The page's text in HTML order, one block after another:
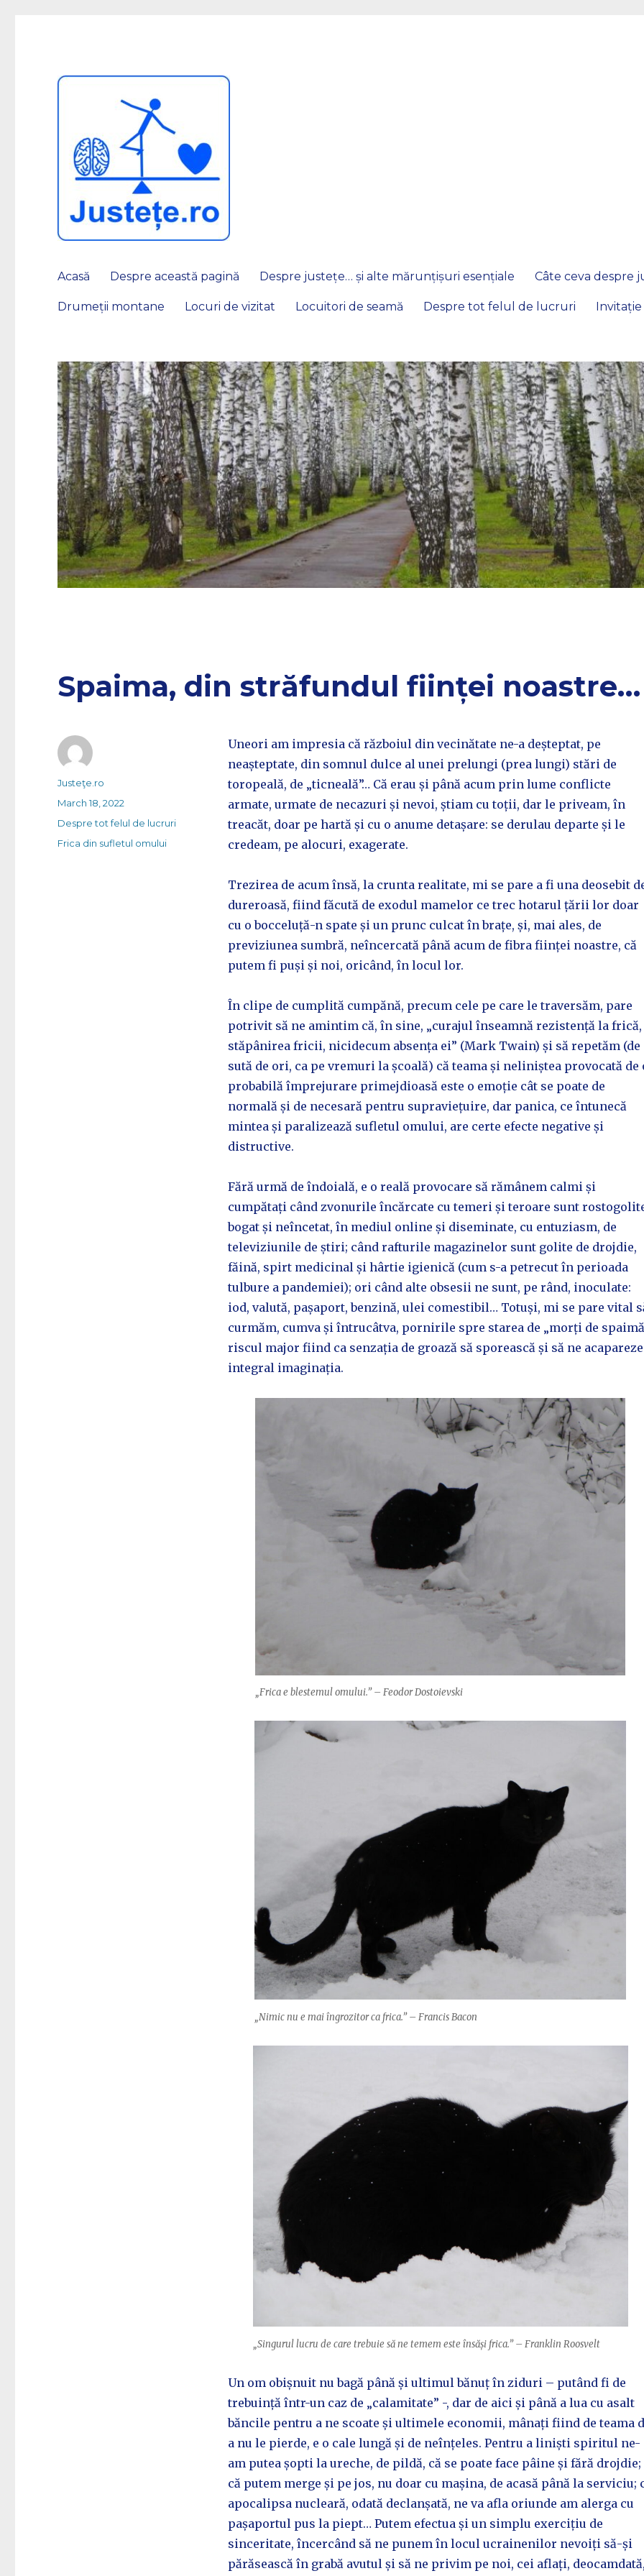
Acasă Despre această pagină Despre justețe… și alte mărunțișuri esențiale Câte ceva despre
Drumeții montane Locuri de vizitat Locuitori de seamă Despre tot felul de lucruri
Spaima, din străfundul ființei noastre…
Uneori am impresia că războiul din vecinătate ne-a deșteptat, pe
neașteptate, din somnul dulce al unei prelungi (prea lungi) stări de
toropeală, de „ticneală”… Că erau și până acum prin lume conflicte
armate, urmate de necazuri și nevoi, știam cu toții, dar le priveam, în
treacăt, doar pe hartă și cu o anume detașare: se derulau departe și le
credeam, pe alocuri, exagerate.
Trezirea de acum însă, la crunta realitate, mi se pare a fi una deosebit
dureroasă, fiind făcută de exodul mamelor ce trec hotarul țării lor doar
cu o bocceluță-n spate și un prunc culcat în brațe, și, mai ales, de
previziunea sumbră, neîncercată până acum de fibra ființei noastre, că
putem fi puși și noi, oricând, în locul lor.
În clipe de cumplită cumpănă, precum cele pe care le traversăm, pare
potrivit să ne amintim că, în sine, „curajul înseamnă rezistență la frică,
stăpânirea fricii, nicidecum absența ei” (Mark Twain) și să repetăm (de
sută de ori, ca pe vremuri la școală) că teama și neliniștea provocată de
probabilă împrejurare primejdioasă este o emoție cât se poate de
normală și de necesară pentru supraviețuire, dar panica, ce întunecă
mintea și paralizează sufletul omului, are certe efecte negative și
distructive.
Fără urmă de îndoială, e o reală provocare să rămânem calmi și
cumpătați când zvonurile încărcate cu temeri și teroare sunt
bogat și neîncetat, în mediul online și diseminate, cu entuziasm, de
televiziunile de știri; când rafturile magazinelor sunt golite de drojdie,
făină, spirt medicinal și hârtie igienică (cum s-a petrecut în perioada
tulbure a pandemiei); ori când alte obsesii ne sunt, pe rând, inoculate:
iod, valută, pașaport, benzină, ulei comestibil… Totuși, mi se pare vital
curmăm, cumva și întrucâtva, pornirile spre starea de „morți de
riscul major fiind ca senzația de groază să sporească și să ne acapareze
integral imaginația.
„Frica e blestemul omului.” – Feodor Dostoievski
„Nimic nu e mai îngrozitor ca frica.” – Francis Bacon
„Singurul lucru de care trebuie să ne temem este însăși frica.” – Franklin Roosvelt
Un om obișnuit nu bagă până și ultimul bănuț în ziduri – putând fi de
trebuință într-un caz de „calamitate” -, dar de aici și până a lua cu asalt
băncile pentru a ne scoate și ultimele economii, mânați fiind de teama
a nu le pierde, e o cale lungă și de neînțeles. Pentru a liniști spiritul ne-
am putea șopti la ureche, de pildă, că se poate face pâine și fără drojdie;
că putem merge și pe jos, nu doar cu mașina, de acasă până la serviciu;
apocalipsa nucleară, odată declanșată, ne va afla oriunde am alerga cu
pașaportul pus la piept… Putem efectua și un simplu exercițiu de
sinceritate, încercând să ne punem în locul ucrainenilor nevoiți să-și
părăsească în grabă avutul și să ne privim pe noi, cei aflați,
Author
Justeţe.ro
Posted
March 18, 2022
Categories
Despre tot felul de lucruri
Tags
Frica din sufletul omului